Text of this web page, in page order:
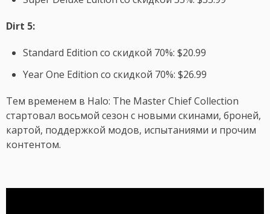
Dirt 5:
Standard Edition со скидкой 70%: $20.99
Year One Edition со скидкой 70%: $26.99
Тем временем в Halo: The Master Chief Collection
стартовал восьмой сезон с новыми скинами, броней,
картой, поддержкой модов, испытаниями и прочим
контентом.